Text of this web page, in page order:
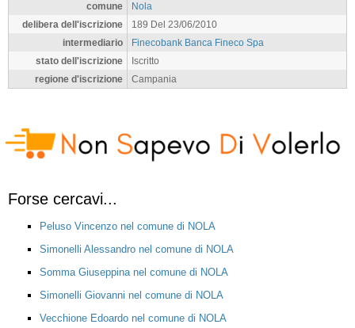
comune
Nola
delibera dell'iscrizione
189 Del 23/06/2010
intermediario
Finecobank Banca Fineco Spa
stato dell'iscrizione
Iscritto
regione d'iscrizione
Campania
Forse cercavi...
Peluso Vincenzo nel comune di NOLA
Simonelli Alessandro nel comune di NOLA
Somma Giuseppina nel comune di NOLA
Simonelli Giovanni nel comune di NOLA
Vecchione Edoardo nel comune di NOLA